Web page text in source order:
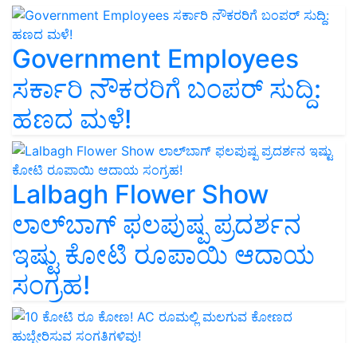
Government Employees
ಸರ್ಕಾರಿ ನೌಕರರಿಗೆ ಬಂಪರ್‌ ಸುದ್ದಿ:
ಹಣದ ಮಳೆ!
Lalbagh Flower Show
ಲಾಲ್‌ಬಾಗ್ ಫಲಪುಷ್ಪ ಪ್ರದರ್ಶನ
ಇಷ್ಟು ಕೋಟಿ ರೂಪಾಯಿ ಆದಾಯ
ಸಂಗ್ರಹ!